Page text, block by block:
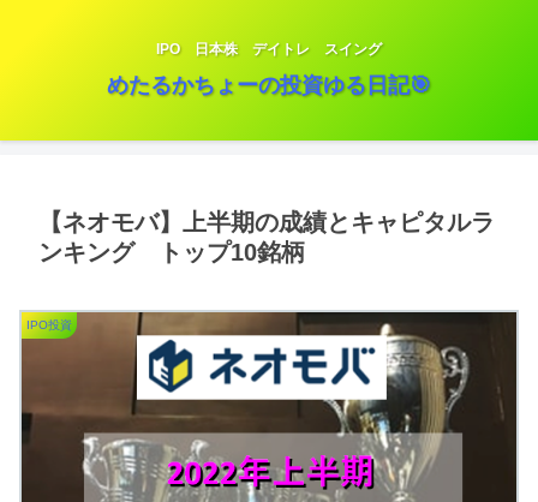
IPO 日本株 デイトレ スイング
めたるかちょーの投資ゆる日記🎯
【ネオモバ】上半期の成績とキャピタルラ
ンキング トップ10銘柄
IPO投資